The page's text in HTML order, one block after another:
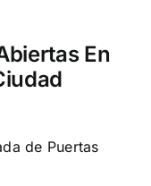
En
de Puertas